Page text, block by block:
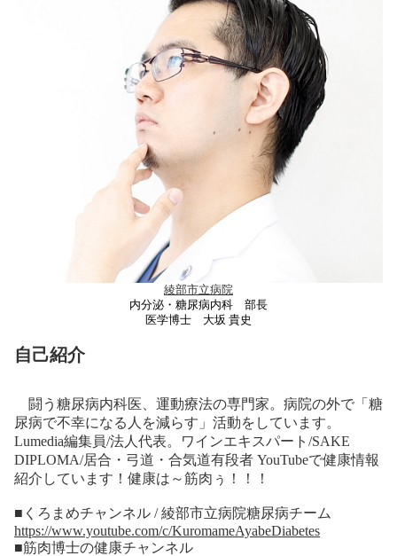
綾部市立病院
内分泌・糖尿病内科 部長
医学博士 大坂 貴史
自己紹介
闘う糖尿病内科医、運動療法の専門家。病院の外で「糖
尿病で不幸になる人を減らす」活動をしています。
Lumedia編集員/法人代表。ワインエキスパート/SAKE
DIPLOMA/居合・弓道・合気道有段者 YouTubeで健康情報
紹介しています！健康は～筋肉ぅ！！！
■くろまめチャンネル / 綾部市立病院糖尿病チーム
https://www.youtube.com/c/KuromameAyabeDiabetes
■筋肉博士の健康チャンネル